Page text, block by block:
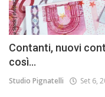
Contanti, nuovi
così...
Studio Pignatelli Set 6,